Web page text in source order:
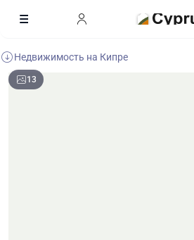
Недвижимость на Кипре
13